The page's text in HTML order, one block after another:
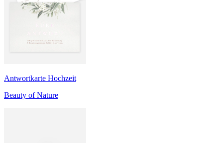
Antwortkarte Hochzeit
Beauty of Nature